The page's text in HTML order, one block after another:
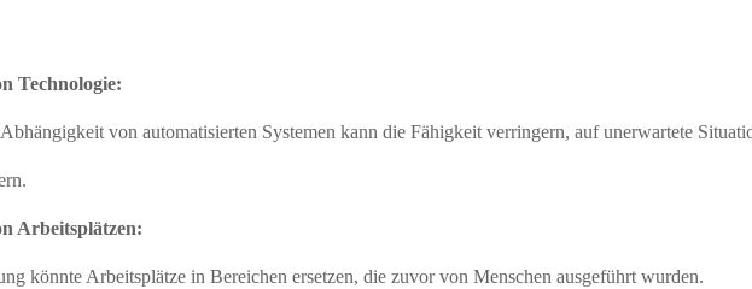
Technologie:
von automatisierten Systemen kann die Fähigkeit verringern, auf unerwartete
Arbeitsplätzen:
könnte Arbeitsplätze in Bereichen ersetzen, die zuvor von Menschen ausgeführt wurden.